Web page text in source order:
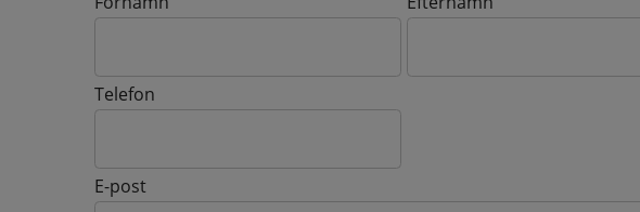
Telefon
E-post